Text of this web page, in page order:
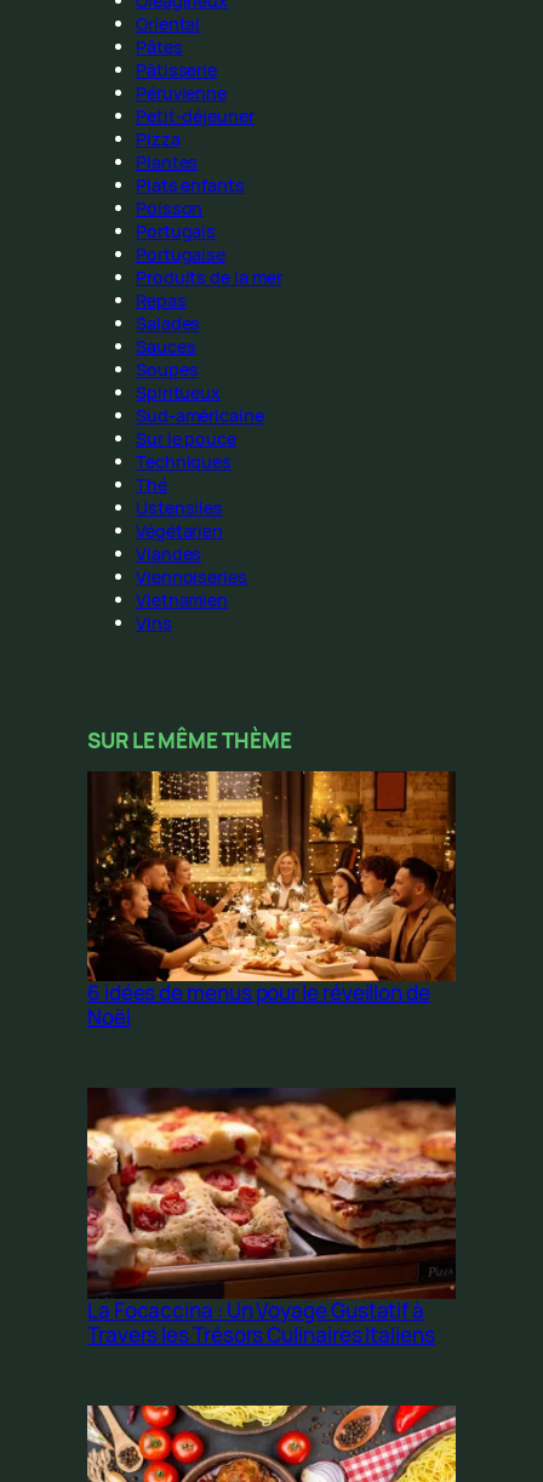
Oriental
Pâtes
Pâtisserie
Péruvienne
Petit-déjeuner
Pizza
Plantes
Plats enfants
Poisson
Portugais
Portugaise
Produits de la mer
Repas
Salades
Sauces
Soupes
Spiritueux
Sud-américaine
Sur le pouce
Techniques
Thé
Ustensiles
Végétarien
Viandes
Viennoiseries
Vietnamien
Vins
SUR LE MÊME THÈME
6 idées de menus pour le réveillon de
Noël
La Focaccina : Un Voyage Gustatif à
Travers les Trésors Culinaires Italiens